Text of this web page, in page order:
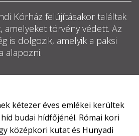
Kórház felújításakor találtak
amelyeket törvény védett. Az
is dolgozik, amelyik a paksi
alapozni.
kétezer éves emlékei kerültek
budai hídfőjénél. Római kori
középkori kutat és Hunyadi